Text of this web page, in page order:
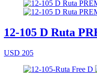
12-105 D Ruta
USD 205